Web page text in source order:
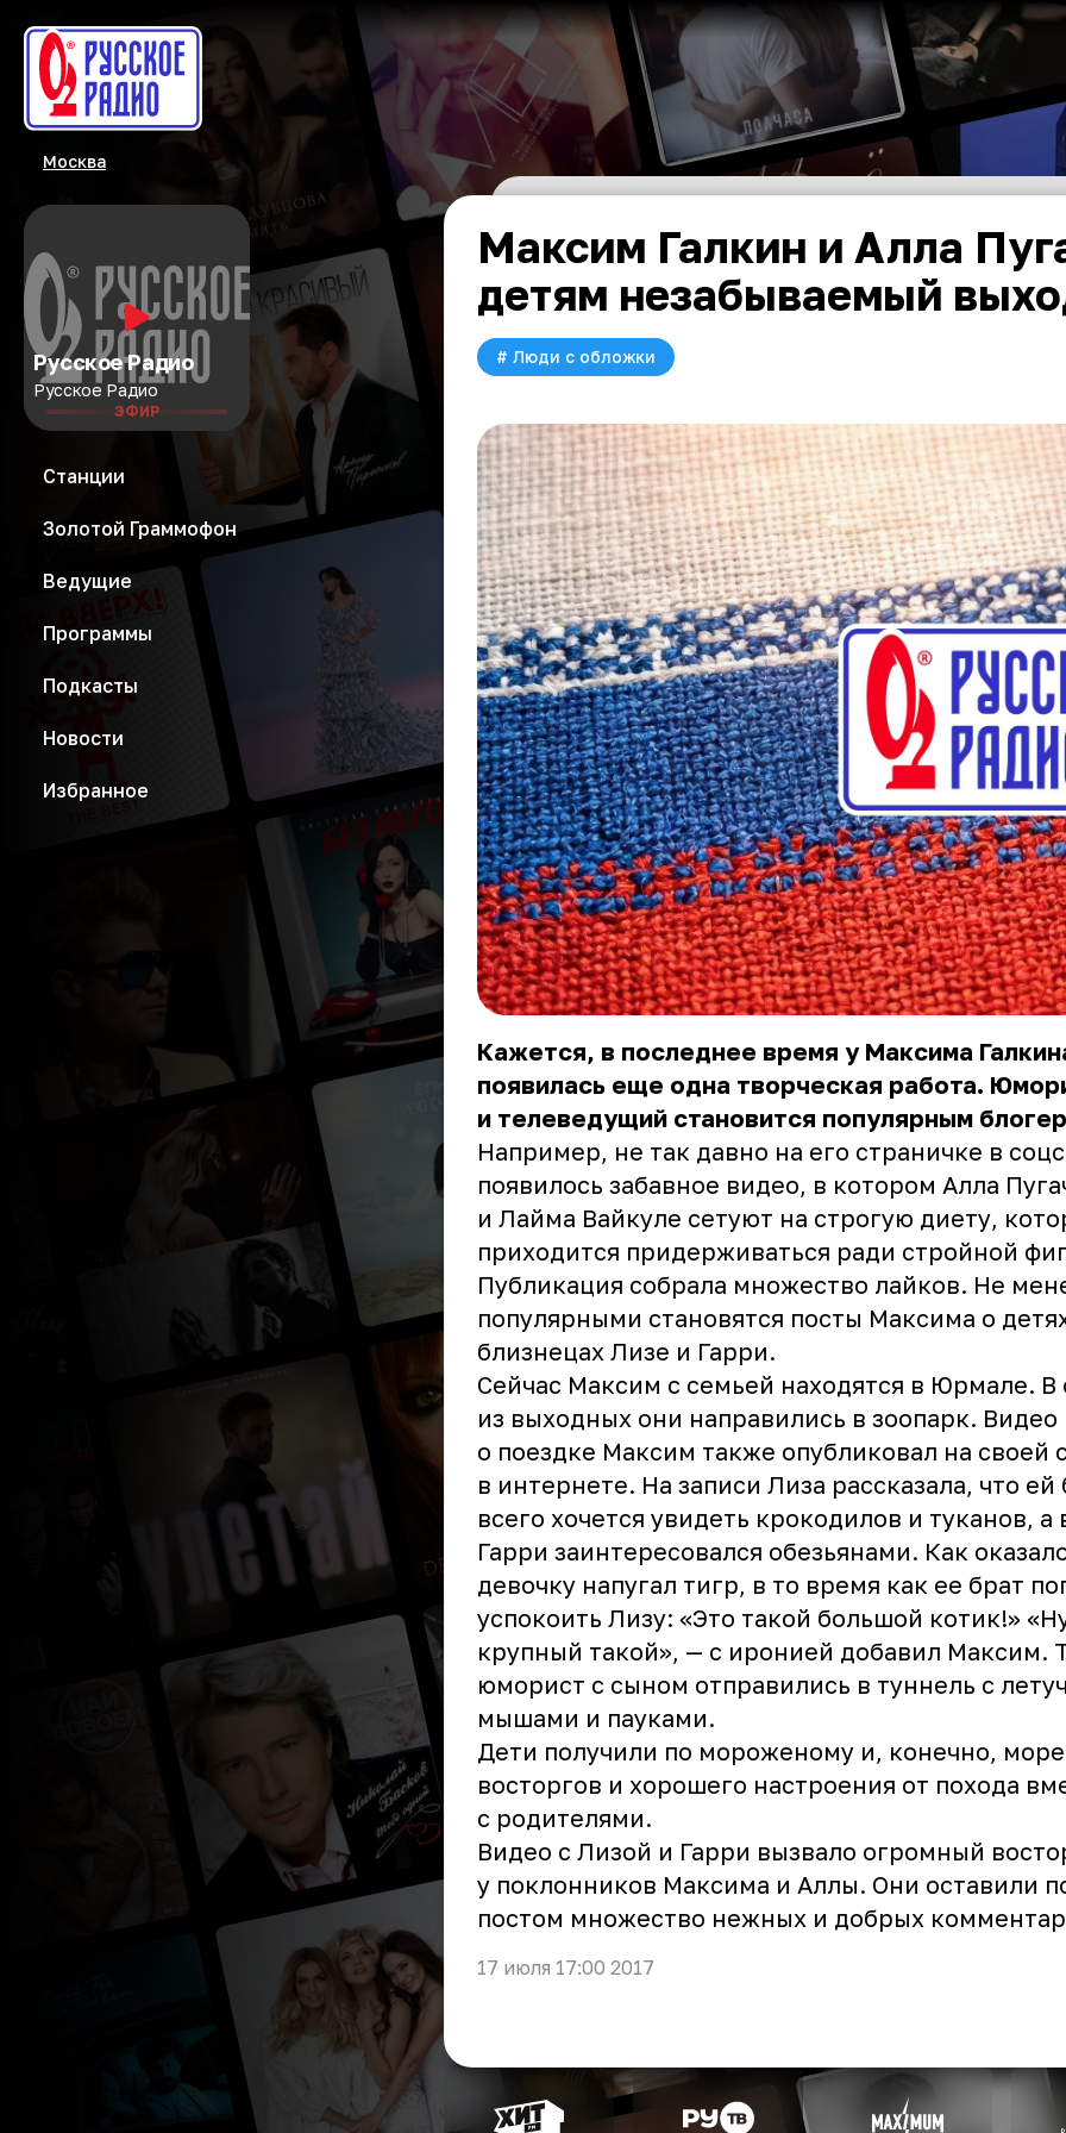
Москва
Русское Радио
Русское Радио
ЭФИР
Станции
Золотой Граммофон
Ведущие
Программы
Подкасты
Новости
Избранное
Максим Галкин и Алла
детям незабываемый
# Люди с обложки
Кажется, в последнее время у Максима
появилась еще одна творческая работа.
и телеведущий становится популярным
Например, не так давно на его страничке в
появилось забавное видео, в котором Алла
и Лайма Вайкуле сетуют на строгую диету,
приходится придерживаться ради стройной
Публикация собрала множество лайков. Не
популярными становятся посты Максима о
близнецах Лизе и Гарри.
Сейчас Максим с семьей находятся в Юрмале. В
из выходных они направились в зоопарк. Видео
о поездке Максим также опубликовал на своей
в интернете. На записи Лиза рассказала, что
всего хочется увидеть крокодилов и туканов, а
Гарри заинтересовался обезьянами. Как
девочку напугал тигр, в то время как ее брат
успокоить Лизу: «Это такой большой котик!»
крупный такой», — с иронией добавил Максим.
юморист с сыном отправились в туннель с
мышами и пауками.
Дети получили по мороженому и, конечно, море
восторгов и хорошего настроения от похода
с родителями.
Видео с Лизой и Гарри вызвало огромный
у поклонников Максима и Аллы. Они оставили
постом множество нежных и добрых
17 июля 17:00 2017